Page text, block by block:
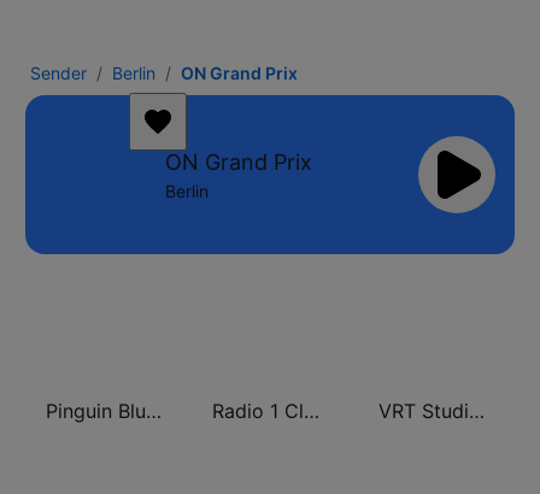
Sender Berlin ON Grand Prix
ON Grand Prix
Berlin
Pinguin Blues Radio 1 Classics VRT Studio Brussel - Bruut